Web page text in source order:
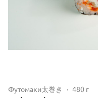
Футомаки太巻き 480 г